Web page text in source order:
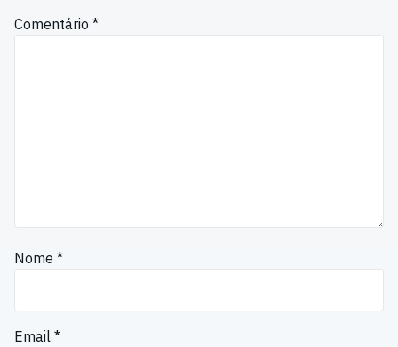
Comentário *
Nome *
Email *